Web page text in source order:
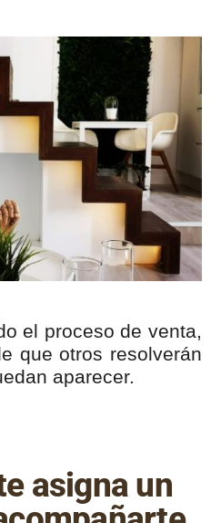
el proceso de venta,
que otros resolverán
aparecer.
asigna un